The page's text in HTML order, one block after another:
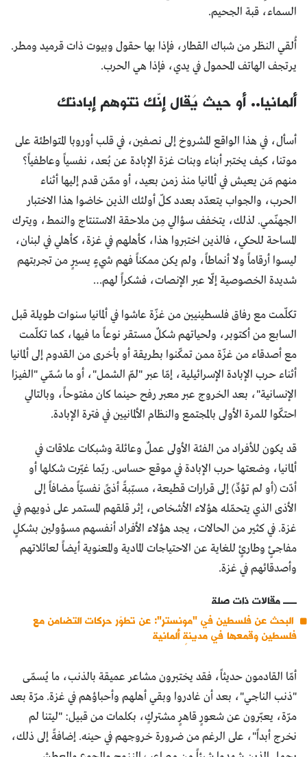
السماء، قبة الجحيم.
أُلقي النظر من شباك القطار، فإذا بها حقول وبيوت ذات قرميد ومطر.
يرتجف الهاتف المحمول في يدي، فإذا هي الحرب.
ألمانيا.. أو حيث يُقال إنّك تتوهم إبادتك
أسأل، في هذا الواقع المشروخ إلى نصفين، في قلب أوروبا المتواطئة على
موتنا، كيف يختبر أبناء وبنات غزة الإبادة عن بُعد، نفسياً وعاطفياً؟
منهم مَن يعيش في ألمانيا منذ زمن بعيد، أو ممّن قدم إليها أثناء
الحرب، والجواب يتعدّد بعدد كلّ أولئك الذين خاضوا هذا الاختبار
الجهنّمي. لذلك، يتخفف سؤالي مِن ملاحقة الاستنتاج والنمط، ويترك
المساحة للحكي، فالذين اختبروا هذا، كأهلهم في غزة، كأهلي في لبنان،
ليسوا أرقاماً ولا أنماطاً، ولم يكن ممكناً فهم شيءٍ يسيرٍ من تجربتهم
شديدة الخصوصية إلّا عبر الإنصات، فشكراً لهم…
تكلّمت مع رفاق فلسطينيين من غزّة عاشوا في ألمانيا سنوات طويلة قبل
السابع من أكتوبر، ولحياتهم شكلٌ مستقر نوعاً ما فيها، كما تكلّمت
مع أصدقاء من غزّة ممن تمكّنوا بطريقة أو بأخرى من القدوم إلى ألمانيا
أثناء حرب الإبادة الإسرائيلية، إمّا عبر "لمّ الشمل"، أو ما سُمّي "الفيزا
الإنسانية"، بعد الخروج عبر معبر رفح حينما كان مفتوحاً، وبالتالي
احتكّوا للمرة الأولى بالمجتمع والنظام الألمانيين في فترة الإبادة.
قد يكون للأفراد من الفئة الأولى عملٌ وعائلة وشبكات علاقات في
ألمانيا، وضعتها حرب الإبادة في موقع حساس. ربّما غيّرت شكلها أو
أدّت (أو لم تؤدِّ) إلى قرارات قطيعة، مسبّبةً أذىً نفسيّاً مضافاً إلى
الأذى الذي يتحمّله هؤلاء الأشخاص، إثر قلقهم المستمر على ذويهم في
غزة. في كثير من الحالات، يجد هؤلاء الأفراد أنفسهم مسؤولين بشكلٍ
مفاجئٍ وطارئٍ للغاية عن الاحتياجات المادية والمعنوية أيضاً لعائلاتهم
وأصدقائهم في غزة.
مقالات ذات صلة
البحث عن فلسطين في "مونستر": عن تطوّر حركات التضامن مع
فلسطين وقمعها في مدينةٍ ألمانية
أمّا القادمون حديثاً، فقد يختبرون مشاعر عميقة بالذنب، ما يُسمّى
"ذنب الناجي"، بعد أن غادروا وبقي أهلهم وأحباؤهم في غزة. مرّة بعد
مرّة، يعبّرون عن شعورٍ قاهرٍ مشتركٍ، بكلمات من قبيل: "ليتنا لم
نخرج أبداً"، على الرغم من ضرورة خروجهم في حينه. إضافةً إلى ذلك،